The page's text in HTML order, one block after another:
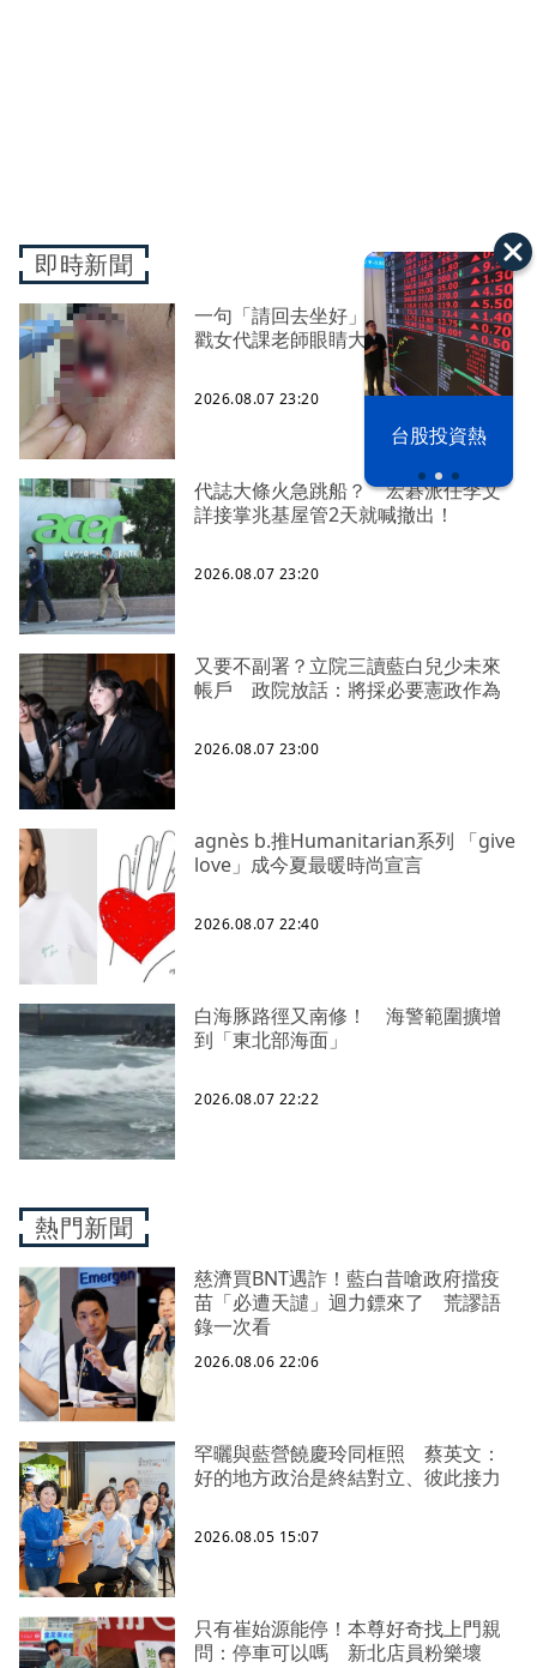
台股投資熱
即時新聞
一句「請回去坐好」 特教生持斷掃把
戳女代課老師眼睛大失血近失明
2026.08.07 23:20
代誌大條火急跳船？ 宏碁派任李文
詳接掌兆基屋管2天就喊撤出！
2026.08.07 23:20
又要不副署？立院三讀藍白兒少未來
帳戶 政院放話：將採必要憲政作為
2026.08.07 23:00
agnès b.推Humanitarian系列 「give
love」成今夏最暖時尚宣言
2026.08.07 22:40
白海豚路徑又南修！ 海警範圍擴增
到「東北部海面」
2026.08.07 22:22
熱門新聞
慈濟買BNT遇詐！藍白昔嗆政府擋疫
苗「必遭天譴」迴力鏢來了 荒謬語
錄一次看
2026.08.06 22:06
罕曬與藍營饒慶玲同框照 蔡英文：
好的地方政治是終結對立、彼此接力
2026.08.05 15:07
只有崔始源能停！本尊好奇找上門親
問：停車可以嗎 新北店員粉樂壞